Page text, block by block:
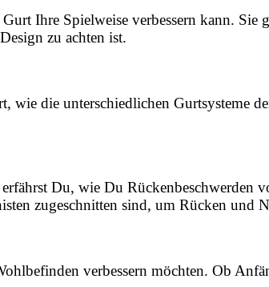
Ihre Spielweise verbessern kann. Sie
zu achten ist.
wie die unterschiedlichen Gurtsysteme
Du, wie Du Rückenbeschwerden
zugeschnitten sind, um Rücken und
verbessern möchten. Ob